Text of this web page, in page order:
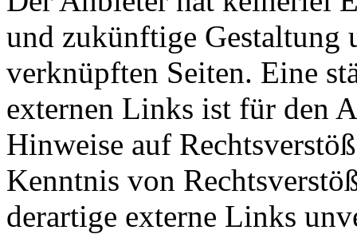
und zukünftige Gestaltung
verknüpften Seiten. Eine
externen Links ist für den
Hinweise auf
Kenntnis von
derartige externe Links